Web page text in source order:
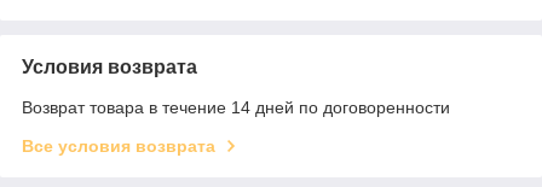
Условия возврата
Возврат товара в течение 14 дней по договоренности
Все условия возврата